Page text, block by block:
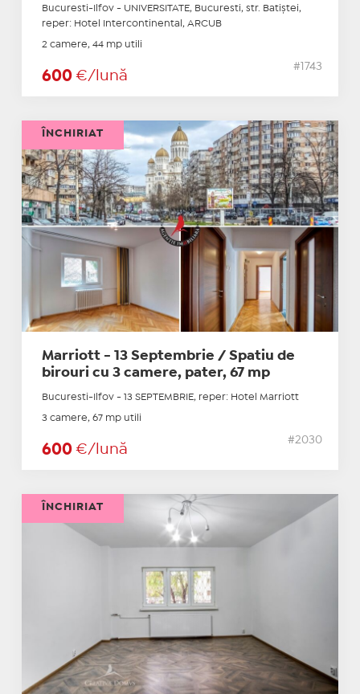
Bucuresti-Ilfov - UNIVERSITATE, Bucuresti, str. Batiştei,
reper: Hotel Intercontinental, ARCUB
2 camere, 44 mp utili
600 €/lună
#1743
Marriott - 13 Septembrie / Spatiu de
birouri cu 3 camere, pater, 67 mp
Bucuresti-Ilfov - 13 SEPTEMBRIE, reper: Hotel Marriott
3 camere, 67 mp utili
600 €/lună
#2030
ÎNCHIRIAT
ÎNCHIRIAT